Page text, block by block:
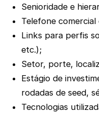
Senioridade e
Telefone
Links para perfis
etc.);
Setor, porte,
Estágio de
rodadas de seed,
Tecnologias